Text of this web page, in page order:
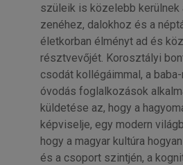
szüleik is közelebb kerülnek
zenéhez, dalokhoz és a
életkorban élményt ad és
résztvevőjét. Korosztályi
csodát kollégáimmal, a
óvodás foglalkozások
küldetése az, hogy a
képviselje, egy modern
hogy a magyar kultúra
és a csoport szintjén, a